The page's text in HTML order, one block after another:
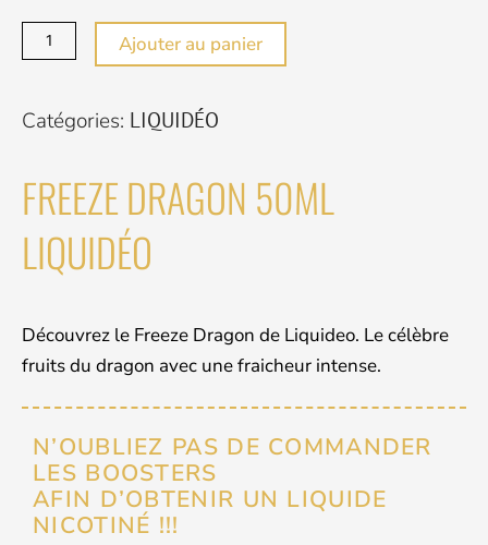
FREEZE
DRAGON
LIQUIDÉO
Ajouter au panier
Catégories: LIQUIDÉO
FREEZE DRAGON 50ML
LIQUIDÉO
Découvrez le Freeze Dragon de Liquideo. Le célèbre
fruits du dragon avec une fraicheur intense.
N’OUBLIEZ PAS DE COMMANDER
LES BOOSTERS
AFIN D’OBTENIR UN LIQUIDE
NICOTINÉ !!!